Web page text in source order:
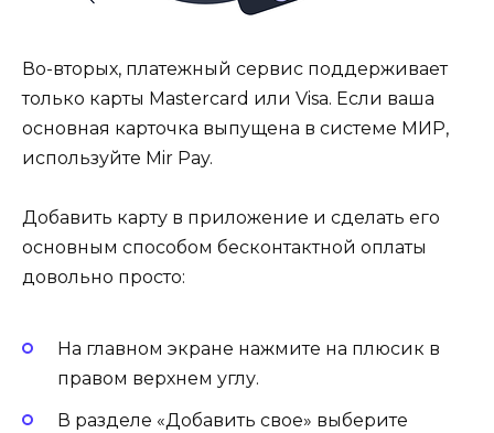
Во-вторых, платежный сервис поддерживает
только карты Mastercard или Visa. Если ваша
основная карточка выпущена в системе МИР,
используйте Mir Pay.
Добавить карту в приложение и сделать его
основным способом бесконтактной оплаты
довольно просто:
На главном экране нажмите на плюсик в
правом верхнем углу.
В разделе «Добавить свое» выберите